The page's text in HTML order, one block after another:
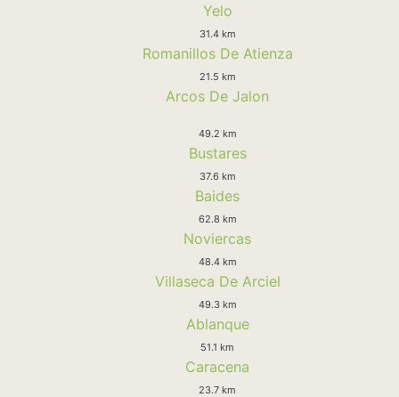
Yelo
31.4 km
Romanillos De Atienza
21.5 km
Arcos De Jalon
49.2 km
Bustares
37.6 km
Baides
62.8 km
Noviercas
48.4 km
Villaseca De Arciel
49.3 km
Ablanque
51.1 km
Caracena
23.7 km